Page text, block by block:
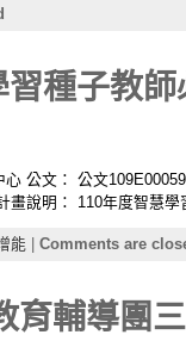
種子教
公文： 公文
說明： 110年度智慧
能| Comments are
育輔導團